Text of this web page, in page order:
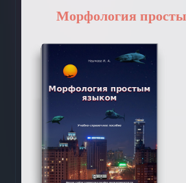
Морфология